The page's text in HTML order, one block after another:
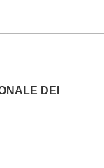
DEI